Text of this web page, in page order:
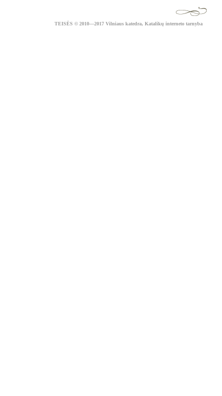
TEISĖS © 2010—2017 Vilniaus katedra, Katalikų interneto tarnyba